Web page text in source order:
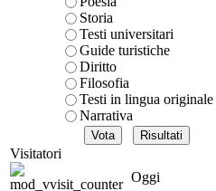
Storia
Testi universitari
Guide turistiche
Diritto
Filosofia
Testi in lingua originale
Narrativa
Visitatori
Oggi